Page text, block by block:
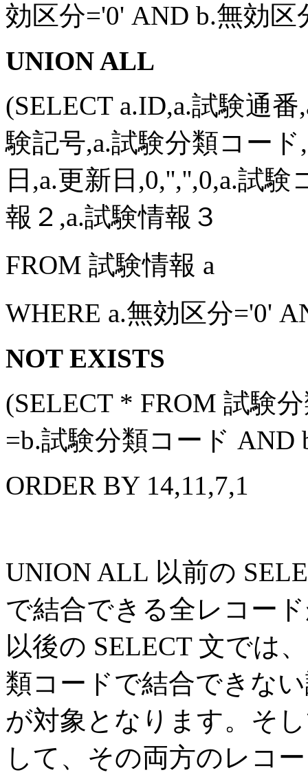
効区分='0' AND b.無効区
UNION ALL
(SELECT a.ID,a.試験通
験記号,a.試験分類コー
日,a.更新日,0,'','',0,a.試
報２,a.試験情報３
FROM 試験情報 a
WHERE a.無効区分='0'
NOT EXISTS
(SELECT * FROM 試験
=b.試験分類コード AND
ORDER BY 14,11,7,1
UNION ALL 以前の
で結合できる全レコー
以後の SELECT 文では
類コードで結合できな
が対象となります。そ
して、その両方のレコ